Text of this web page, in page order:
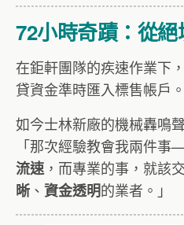
72小時奇蹟：從
在鉅軒團隊的疾速作業下
貸資金準時匯入標售帳戶。
如今士林新廠的機械轟鳴
「那次經驗教會我兩件
流速 ，而專業的事，就該
晰 、 資金透明的業者。」